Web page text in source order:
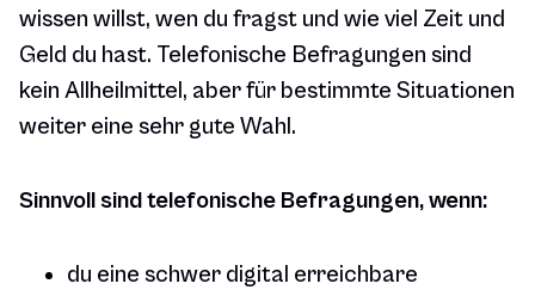
wissen willst, wen du fragst und wie viel Zeit und
Geld du hast. Telefonische Befragungen sind
kein Allheilmittel, aber für bestimmte Situationen
weiter eine sehr gute Wahl.
Sinnvoll sind telefonische Befragungen, wenn:
du eine schwer digital erreichbare